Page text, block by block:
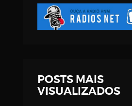
POSTS MAIS
VISUALIZADOS